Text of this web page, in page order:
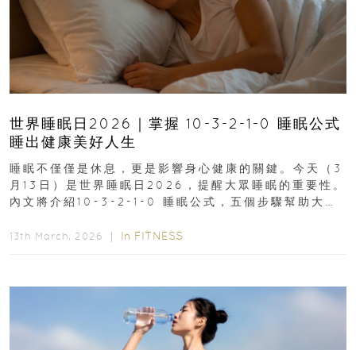
世界睡眠日2026｜掌握 10-3-2-1-0 睡眠公式
睡出健康美好人生
睡眠不僅僅是休息，更是影響身心健康的關鍵。今天（3
月13日）是世界睡眠日2026，提醒大眾睡眠的重要性。
內文將介紹10-3-2-1-0 睡眠公式，五個步驟幫助大家
13th March, 2026 ｜ In FITNESS